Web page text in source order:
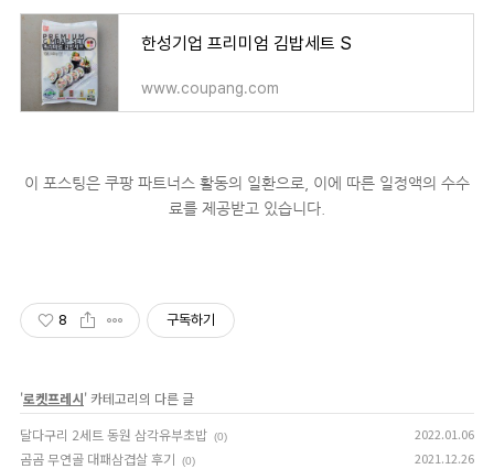
한성기업 프리미엄 김밥세트 S
www.coupang.com
이 포스팅은 쿠팡 파트너스 활동의 일환으로, 이에 따른 일정액의 수수
료를 제공받고 있습니다.
8 구독하기
'로켓프레시' 카테고리의 다른 글
달다구리 2세트 동원 삼각유부초밥 (0) 2022.01.06
곰곰 무연골 대패삼겹살 후기 (0) 2021.12.26